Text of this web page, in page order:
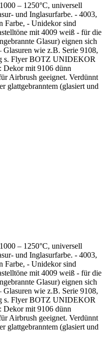
– 1250°C, universell
und Inglasurfarbe. - 4003,
Farbe, - Unidekor sind
mit 4009 weiß - für die
Glasur) eignen sich
Glasuren wie z.B. Serie 9108,
s. Flyer BOTZ UNIDEKOR
Dekor mit 9106 dünn
Airbrush geeignet. Verdünnt
glattgebranntem (glasiert und
– 1250°C, universell
und Inglasurfarbe. - 4003,
Farbe, - Unidekor sind
mit 4009 weiß - für die
Glasur) eignen sich
Glasuren wie z.B. Serie 9108,
s. Flyer BOTZ UNIDEKOR
Dekor mit 9106 dünn
Airbrush geeignet. Verdünnt
glattgebranntem (glasiert und